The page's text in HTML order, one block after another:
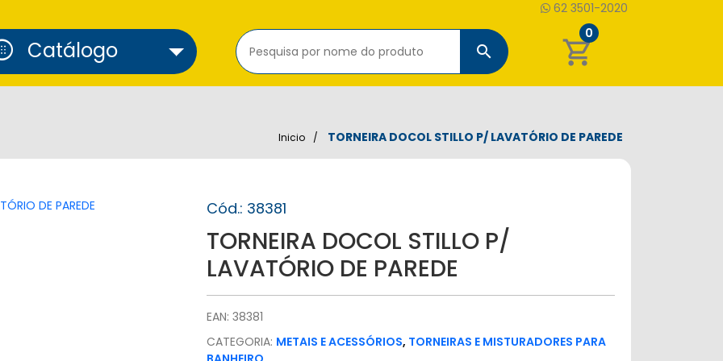
62 3501-2020
Catálogo search shopping_cart
0
Inicio TORNEIRA DOCOL STILLO P/ LAVATÓRIO DE PAREDE
Cód.: 38381
TORNEIRA DOCOL STILLO P/
LAVATÓRIO DE PAREDE
EAN: 38381
CATEGORIA: METAIS E ACESSÓRIOS, TORNEIRAS E MISTURADORES PARA